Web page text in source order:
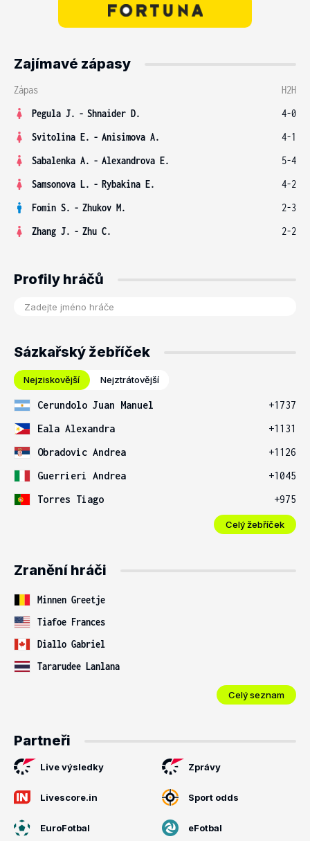
Zajímavé zápasy
Zápas
H2H
Pegula J. - Shnaider D.
4-0
Svitolina E. - Anisimova A.
4-1
Sabalenka A. - Alexandrova E.
5-4
Samsonova L. - Rybakina E.
4-2
Fomin S. - Zhukov M.
2-3
Zhang J. - Zhu C. 2-2
Profily hráčů
Sázkařský žebříček
Nejziskovější Nejztrátovější
Cerundolo Juan Manuel
+1737
Eala Alexandra
+1131
Obradovic Andrea
+1126
Guerrieri Andrea
+1045
Torres Tiago
+975
Celý žebříček
Zranění hráči
Minnen Greetje
Tiafoe Frances
Diallo Gabriel
Tararudee Lanlana
Celý seznam
Partneři
Live výsledky Zprávy
Livescore.in Sport odds
EuroFotbal eFotbal